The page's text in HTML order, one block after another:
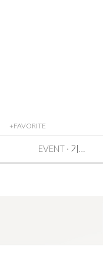
+FAVORITE
EVENT · 기획전 및 이벤트